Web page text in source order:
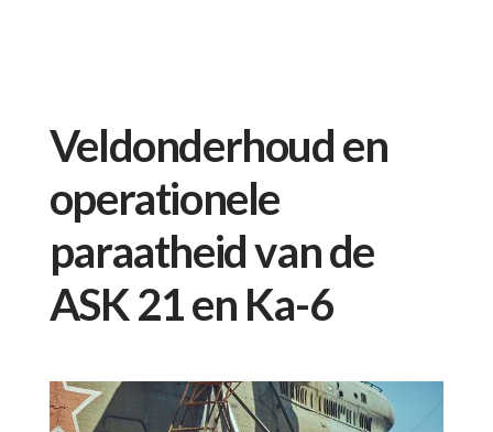
Veldonderhoud en
operationele
paraatheid van de
ASK 21 en Ka-6